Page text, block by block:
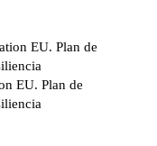
EU. Plan de